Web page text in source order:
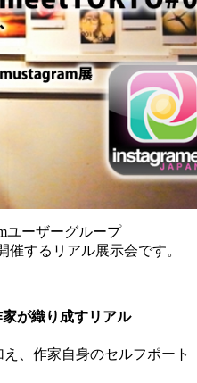
ユーザーグループ
催するリアル展示会です。
家が織り成すリアル
、作家自身のセルフポート